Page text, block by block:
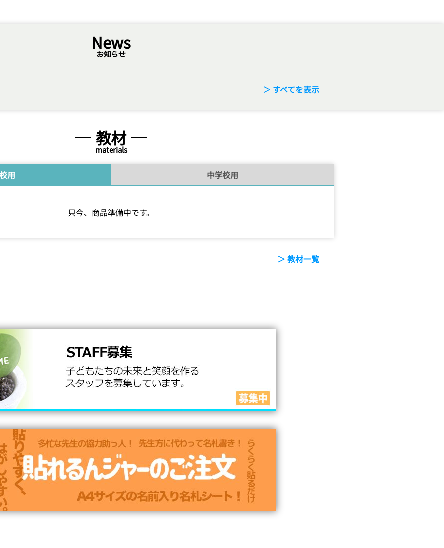
News
お知らせ
＞ すべてを表示
教材
materials
用 中学校用
只今、商品準備中です。
＞ 教材一覧